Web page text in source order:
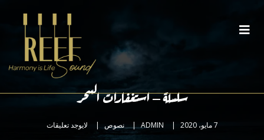
سلسلة – استغفارات السحر
7 مايو، 2020 ADMIN نصوص لايوجد تعليقات